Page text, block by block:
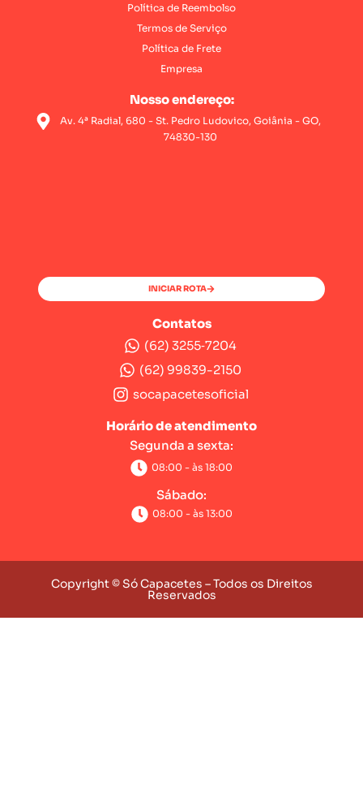
Política de Reembolso
Termos de Serviço
Política de Frete
Empresa
Nosso endereço:
Av. 4ª Radial, 680 - St. Pedro Ludovico, Goiânia - GO,
74830-130
INICIAR ROTA
Contatos
(62) 3255‑7204‬
(62) 99839-2150
socapacetesoficial
Horário de atendimento
Segunda a sexta:
08:00 - às 18:00
Sábado:
08:00 - às 13:00
Copyright © Só Capacetes – Todos os Direitos
Reservados